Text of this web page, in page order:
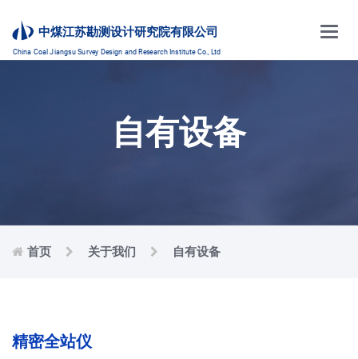
中煤江苏勘测设计研究院有限公司
China Coal Jiangsu Survey Design and Research Institute Co., Ltd
Main
Menu
自有设备
首页 关于我们 自有设备
精密全站仪